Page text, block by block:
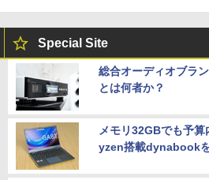
Special Site
総合オーディオブラ
とは何者か？
メモリ32GBでも予
yzen搭載dynabook